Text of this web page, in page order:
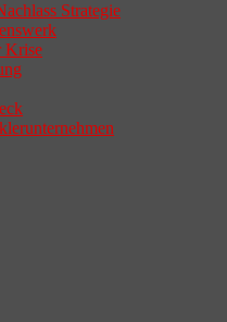
Strategie
Krise